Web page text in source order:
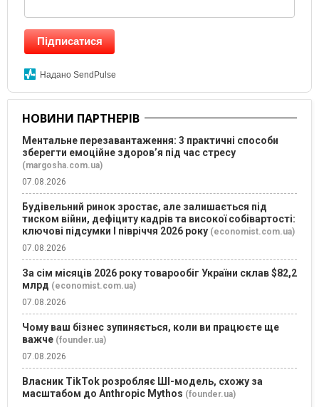
Підписатися
Надано SendPulse
НОВИНИ ПАРТНЕРІВ
Ментальне перезавантаження: 3 практичні способи
зберегти емоційне здоров’я під час стресу
(margosha.com.ua)
07.08.2026
Будівельний ринок зростає, але залишається під
тиском війни, дефіциту кадрів та високої собівартості:
ключові підсумки І півріччя 2026 року (economist.com.ua)
07.08.2026
За сім місяців 2026 року товарообіг України склав $82,2
млрд (economist.com.ua)
07.08.2026
Чому ваш бізнес зупиняється, коли ви працюєте ще
важче (founder.ua)
07.08.2026
Власник TikTok розробляє ШІ-модель, схожу за
масштабом до Anthropic Mythos (founder.ua)